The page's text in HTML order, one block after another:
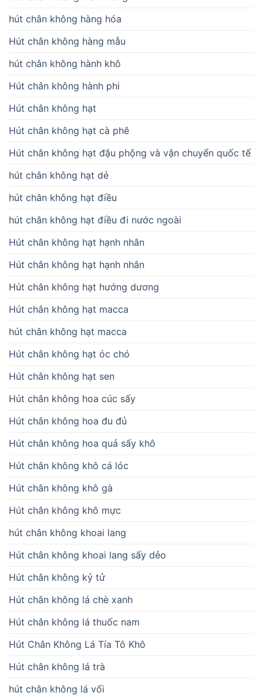
hút chân không hàng hóa
Hút chân không hàng mẫu
hút chân không hành khô
Hút chân không hành phi
Hút chân không hạt
Hút chân không hạt cà phê
Hút chân không hạt đậu phộng và vận chuyển quốc tế
hút chân không hạt dẻ
hút chân không hạt điều
hút chân không hạt điều đi nước ngoài
Hút chân không hạt hạnh nhân
Hút chân không hạt hạnh nhân
Hút chân không hạt hướng dương
Hút chân không hạt macca
hút chân không hạt macca
Hút chân không hạt óc chó
Hút chân không hạt sen
Hút chân không hoa cúc sấy
Hút chân không hoa đu đủ
Hút chân không hoa quả sấy khô
Hút chân không khô cá lóc
Hút chân không khô gà
Hút chân không khô mực
hút chân không khoai lang
Hút chân không khoai lang sấy dẻo
Hút chân không kỷ tử
Hút chân không lá chè xanh
Hút chân không lá thuốc nam
Hút Chân Không Lá Tía Tô Khô
Hút chân không lá trà
hút chân không lá vối